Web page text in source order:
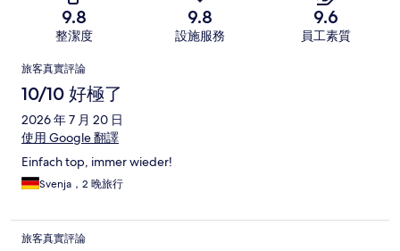
9.8
整潔度
9.8
設施服務
9.6
員工素質
評
論
旅客真實評論
10/10 好極了
2026 年 7 月 20 日
使用 Google 翻譯
Einfach top, immer wieder!
Svenja，2 晚旅行
旅客真實評論